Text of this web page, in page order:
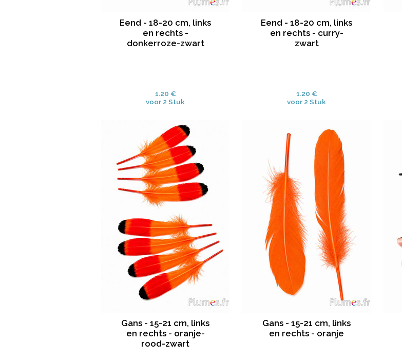
Eend - 18-20 cm, links
en rechts -
donkerroze-zwart
1.20 €
voor 2 Stuk
Eend - 18-20 cm, links
en rechts - curry-
zwart
1.20 €
voor 2 Stuk
Gans - 15-21 cm, links
en rechts - oranje-
rood-zwart
Gans - 15-21 cm, links
en rechts - oranje